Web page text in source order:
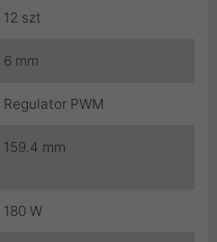
12 szt
6 mm
Regulator PWM
159.4 mm
180 W